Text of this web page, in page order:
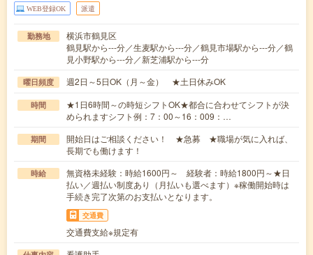
WEB登録OK 派遣
勤務地
横浜市鶴見区
鶴見駅から---分／生麦駅から---分／鶴見市場駅から---分／鶴
見小野駅から---分／新芝浦駅から---分
曜日頻度 週2日～5日OK（月～金） ★土日休みOK
時間
★1日6時間～の時短シフトOK★都合に合わせてシフトが決
められますシフト例：7：00～16：009：…
期間
開始日はご相談ください！ ★急募 ★職場が気に入れば、
長期でも働けます！
時給
無資格未経験：時給1600円～ 経験者：時給1800円～★日
払い／週払い制度あり（月払いも選べます）※稼働開始時は
手続き完了次第のお支払いとなります。
交通費
交通費支給※規定有